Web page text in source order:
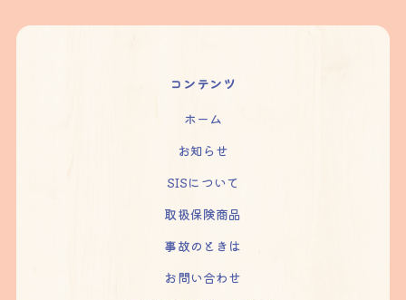
コンテンツ
ホーム
お知らせ
SISについて
取扱保険商品
事故のときは
お問い合わせ